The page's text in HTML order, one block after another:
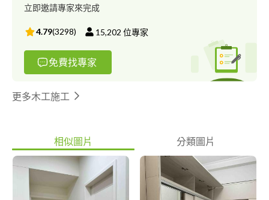
立即邀請專家來完成
4.79(3298) 15,202 位專家
免費找專家
更多木工施工
相似圖片 分類圖片